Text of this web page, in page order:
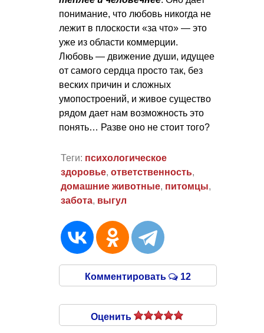
понимание, что любовь никогда не
лежит в плоскости «за что» — это
уже из области коммерции.
Любовь — движение души, идущее
от самого сердца просто так, без
веских причин и сложных
умопостроений, и живое существо
рядом дает нам возможность это
понять… Разве оно не стоит того?
Теги: психологическое
здоровье, ответственность,
домашние животные, питомцы,
забота, выгул
Комментировать 12
Оценить